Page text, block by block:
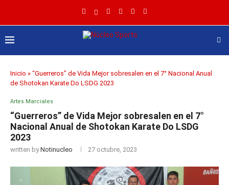
Inicio » “Guerreros” de Vida Mejor sobresalen en el 7° Nacional Anual
de Shotokan Karate Do LSDG 2023
Artes Marciales
“Guerreros” de Vida Mejor sobresalen en el 7°
Nacional Anual de Shotokan Karate Do LSDG
2023
written byNotinucleo 27 octubre, 2023